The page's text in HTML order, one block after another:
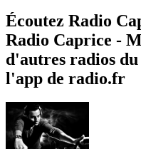
Écoutez Radio
Radio Caprice -
d'autres radios
l'app de radio.fr